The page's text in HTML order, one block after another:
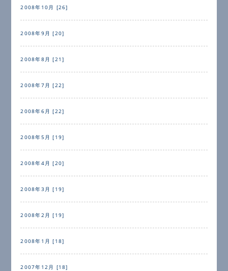
2008年10月 [26]
2008年9月 [20]
2008年8月 [21]
2008年7月 [22]
2008年6月 [22]
2008年5月 [19]
2008年4月 [20]
2008年3月 [19]
2008年2月 [19]
2008年1月 [18]
2007年12月 [18]